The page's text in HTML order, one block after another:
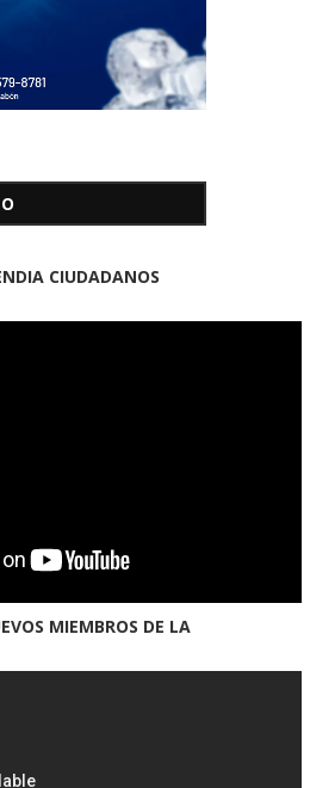
CIUDADANOS
MIEMBROS DE LA